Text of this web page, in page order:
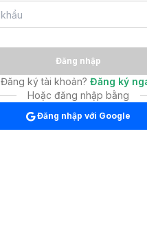
Đăng nhập
Đăng ký tài khoản? Đăng ký
Hoặc đăng nhập bằng
Đăng nhập với Google